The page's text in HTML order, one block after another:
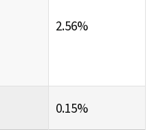
2.56%
0.15%